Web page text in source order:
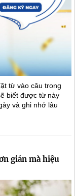
từ vào câu trong
biết được từ này
và ghi nhớ lâu
giản mà hiệu